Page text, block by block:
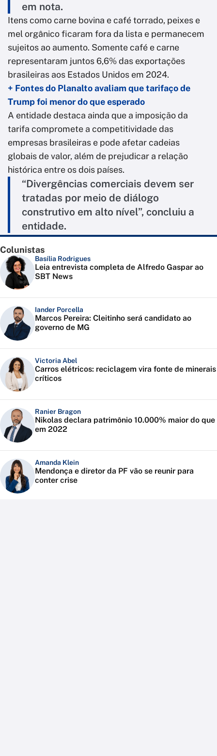
em nota.
Itens como carne bovina e café torrado, peixes e
mel orgânico ficaram fora da lista e permanecem
sujeitos ao aumento. Somente café e carne
representaram juntos 6,6% das exportações
brasileiras aos Estados Unidos em 2024.
+ Fontes do Planalto avaliam que tarifaço de
Trump foi menor do que esperado
A entidade destaca ainda que a imposição da
tarifa compromete a competitividade das
empresas brasileiras e pode afetar cadeias
globais de valor, além de prejudicar a relação
histórica entre os dois países.
“Divergências comerciais devem ser
tratadas por meio de diálogo
construtivo em alto nível”, concluiu a
entidade.
Colunistas
Basília Rodrigues
Leia entrevista completa de Alfredo Gaspar ao
SBT News
Iander Porcella
Marcos Pereira: Cleitinho será candidato ao
governo de MG
Victoria Abel
Carros elétricos: reciclagem vira fonte de minerais
críticos
Ranier Bragon
Nikolas declara patrimônio 10.000% maior do que
em 2022
Amanda Klein
Mendonça e diretor da PF vão se reunir para
conter crise